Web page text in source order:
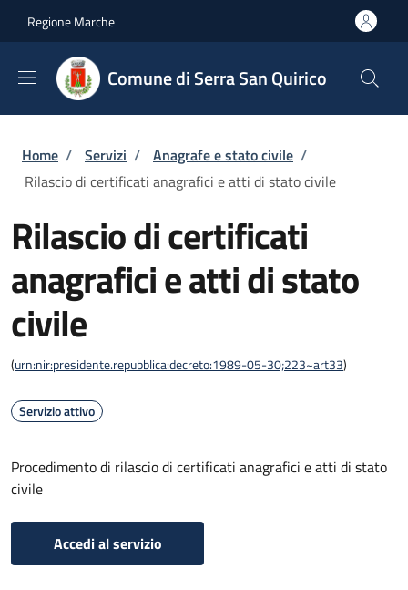
Regione Marche
Comune di Serra San Quirico
Briciole di pane
Home / Servizi / Anagrafe e stato civile /
Rilascio di certificati anagrafici e atti di stato civile
Rilascio di certificati
anagrafici e atti di stato
civile
(urn:nir:presidente.repubblica:decreto:1989-05-30;223~art33)
Servizio attivo
Procedimento di rilascio di certificati anagrafici e atti di stato
civile
Accedi al servizio